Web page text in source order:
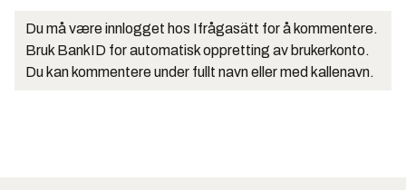
Du må være innlogget hos Ifrågasätt for å kommentere.
Bruk BankID for automatisk oppretting av brukerkonto.
Du kan kommentere under fullt navn eller med kallenavn.